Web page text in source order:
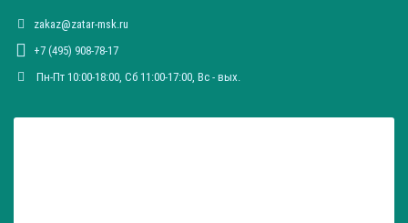
zakaz@zatar-msk.ru
+7 (495) 908-78-17
Пн-Пт 10:00-18:00, Сб 11:00-17:00, Вc - вых.